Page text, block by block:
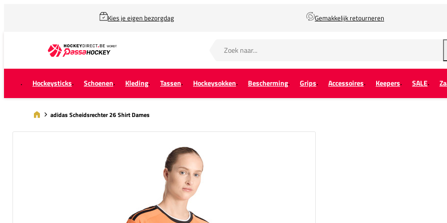
Kies je eigen bezorgdag Gemakkelijk retourneren
Hockeysticks Schoenen Kleding Tassen Hockeysokken Bescherming Grips Accessoires Keepers SALE
adidas Scheidsrechter 26 Shirt Dames